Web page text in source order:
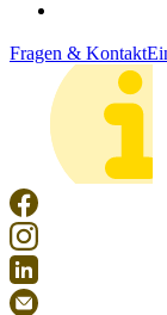
Fragen & Kontakt